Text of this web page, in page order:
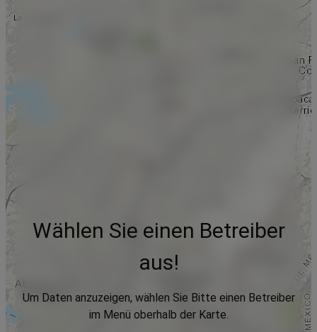
Wählen Sie einen Betreiber
aus!
Um Daten anzuzeigen, wählen Sie Bitte einen Betreiber
im Menü oberhalb der Karte.